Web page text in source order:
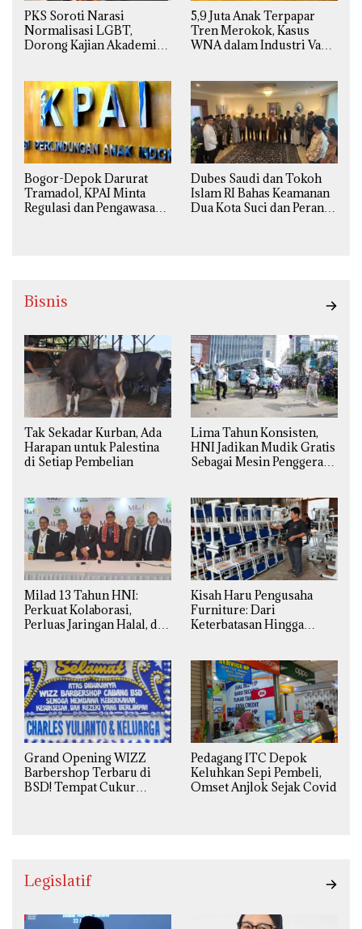
PKS Soroti Narasi
Normalisasi LGBT,
Dorong Kajian Akademik
Agama
5,9 Juta Anak Terpapar
Tren Merokok, Kasus
WNA dalam Industri Vape
Bogor-Depok Darurat
Tramadol, KPAI Minta
Regulasi dan Pengawasan
Dubes Saudi dan Tokoh
Islam RI Bahas Keamanan
Dua Kota Suci dan Peran
Bisnis
Tak Sekadar Kurban, Ada
Harapan untuk Palestina
di Setiap Pembelian
Lima Tahun Konsisten,
HNI Jadikan Mudik Gratis
Sebagai Mesin Penggerak
Milad 13 Tahun HNI:
Perkuat Kolaborasi,
Perluas Jaringan Halal, dan
Kisah Haru Pengusaha
Furniture: Dari
Keterbatasan Hingga
Grand Opening WIZZ
Barbershop Terbaru di
BSD! Tempat Cukur
Pedagang ITC Depok
Keluhkan Sepi Pembeli,
Omset Anjlok Sejak Covid
Legislatif